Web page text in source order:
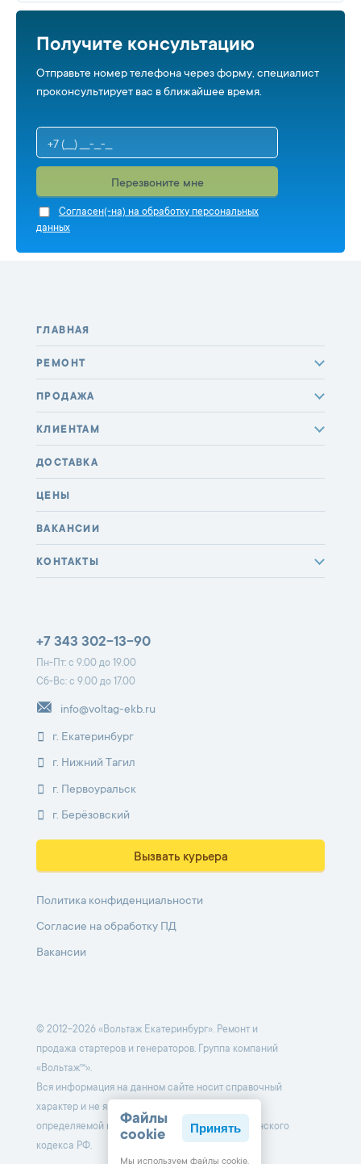
Получите консультацию
Отправьте номер телефона через форму, специалист
проконсультирует вас в ближайшее время.
Перезвоните мне
Cогласен(-на) на обработку персональных
данных
ГЛАВНАЯ
РЕМОНТ
ПРОДАЖА
КЛИЕНТАМ
ДОСТАВКА
ЦЕНЫ
ВАКАНСИИ
КОНТАКТЫ
+7 343 302-13-90
Пн-Пт: с 9.00 до 19.00
Сб-Вс: с 9.00 до 17.00
info@voltag-ekb.ru
г. Екатеринбург
г. Нижний Тагил
г. Первоуральск
г. Берёзовский
Вызвать курьера
Политика конфиденциальности
Согласие на обработку ПД
Вакансии
© 2012-2026 «Вольтаж Екатеринбург». Ремонт и
продажа стартеров и генераторов. Группа компаний
«Вольтаж™».
Вся информация на данном сайте носит справочный
характер и не является публичной офертой,
определяемой положениями Статьи 437 Гражданского
кодекса РФ.
Файлы
cookie
Принять